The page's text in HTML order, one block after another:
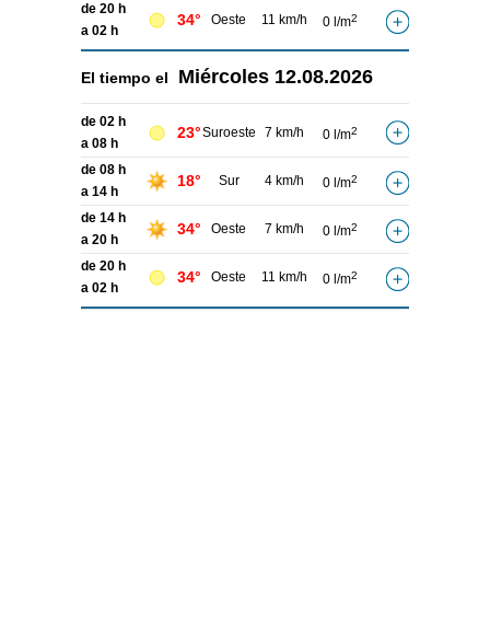
de 20 h
a 02 h
34° Oeste 11 km/h 0 l/m2
El tiempo el Miércoles 12.08.2026
de 02 h
a 08 h
23°Suroeste 7 km/h 0 l/m2
de 08 h
a 14 h
18° Sur 4 km/h 0 l/m2
de 14 h
a 20 h
34° Oeste 7 km/h 0 l/m2
de 20 h
a 02 h
34° Oeste 11 km/h 0 l/m2